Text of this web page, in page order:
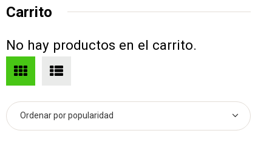
Carrito
No hay productos en el carrito.